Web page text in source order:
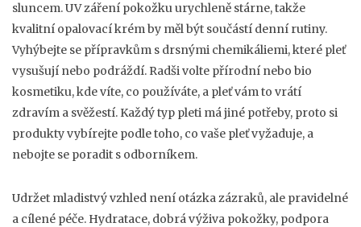
sluncem. UV záření pokožku urychleně stárne, takže
kvalitní opalovací krém by měl být součástí denní rutiny.
Vyhýbejte se přípravkům s drsnými chemikáliemi, které pleť
vysušují nebo podráždí. Radši volte přírodní nebo bio
kosmetiku, kde víte, co používáte, a pleť vám to vrátí
zdravím a svěžestí. Každý typ pleti má jiné potřeby, proto si
produkty vybírejte podle toho, co vaše pleť vyžaduje, a
nebojte se poradit s odborníkem.
Udržet mladistvý vzhled není otázka zázraků, ale pravidelné
a cílené péče. Hydratace, dobrá výživa pokožky, podpora